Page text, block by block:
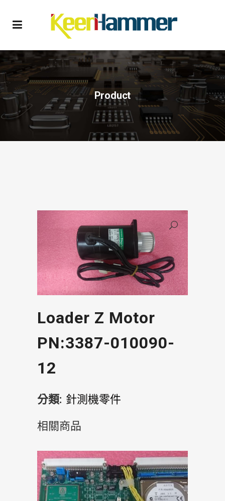
Product
Loader Z Motor
PN:3387-010090-
12
分類: 針測機零件
相關商品